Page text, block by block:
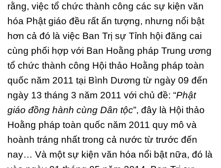
rằng, việc tổ chức thành công các sự kiện văn
hóa Phật giáo đều rất ấn tượng, nhưng nổi bật
hơn cả đó là việc Ban Trị sự Tỉnh hội đăng cai
cùng phối hợp với Ban Hoằng pháp Trung ương
tổ chức thành công Hội thảo Hoằng pháp toàn
quốc năm 2011 tại Bình Dương từ ngày 09 đến
ngày 13 tháng 3 năm 2011 với chủ đề: “Phật
giáo đồng hành cùng Dân tộc”, đây là Hội thảo
Hoằng pháp toàn quốc năm 2011 quy mô và
hoành tráng nhất trong cả nước từ trước đến
nay… Và một sự kiện văn hóa nổi bật nữa, đó là